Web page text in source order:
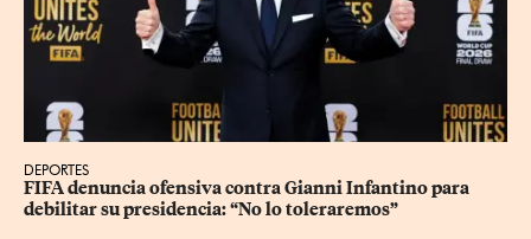
DEPORTES
FIFA denuncia ofensiva contra Gianni Infantino para
debilitar su presidencia: “No lo toleraremos”